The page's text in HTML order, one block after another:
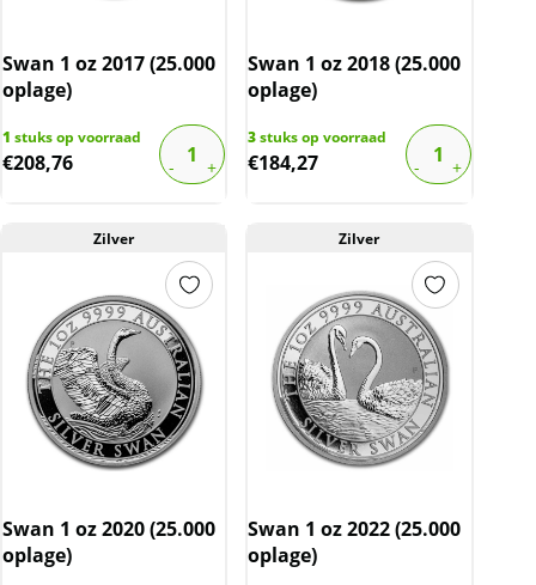
Swan 1 oz 2017 (25.000
oplage)
1 stuks op voorraad
€208,76
Swan 1 oz 2018 (25.000
oplage)
3stuks op voorraad
€184,27
Zilver
Swan 1 oz 2020 (25.000
oplage)
Zilver
Swan 1 oz 2022 (25.000
oplage)